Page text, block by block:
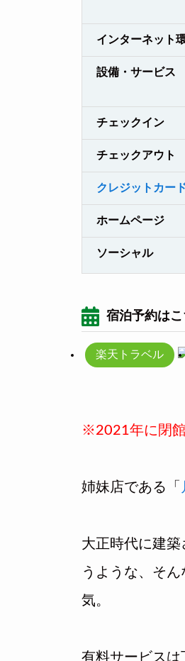
インターネット
設備・サービス
チェックイン
チェックアウト
クレジットカー
ホームページ
ソーシャル
宿泊予約はこ
楽天トラベル
※2021年に閉館
姉妹店である「
大正時代に建
うような、そ
気。
有料サービスは